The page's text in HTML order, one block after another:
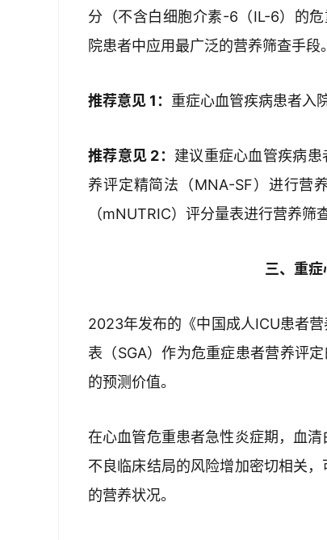
分（不含白细胞介素-6（IL-6）的
院患者中应用最广泛的营养筛查手段。
推荐意见 1： 重症心血管疾病患者入
推荐意见 2： 建议重症心血管疾病
养评定精简法（MNA-SF）进行营
（mNUTRIC）评分量表进行营养筛
三、重
2023年发布的《中国成人ICU患者
表（SGA）作为危重症患者营养评
的预测价值。
在心血管危重患者急性炎症期，血
不良临床结局的风险增加密切相关
的营养状况。